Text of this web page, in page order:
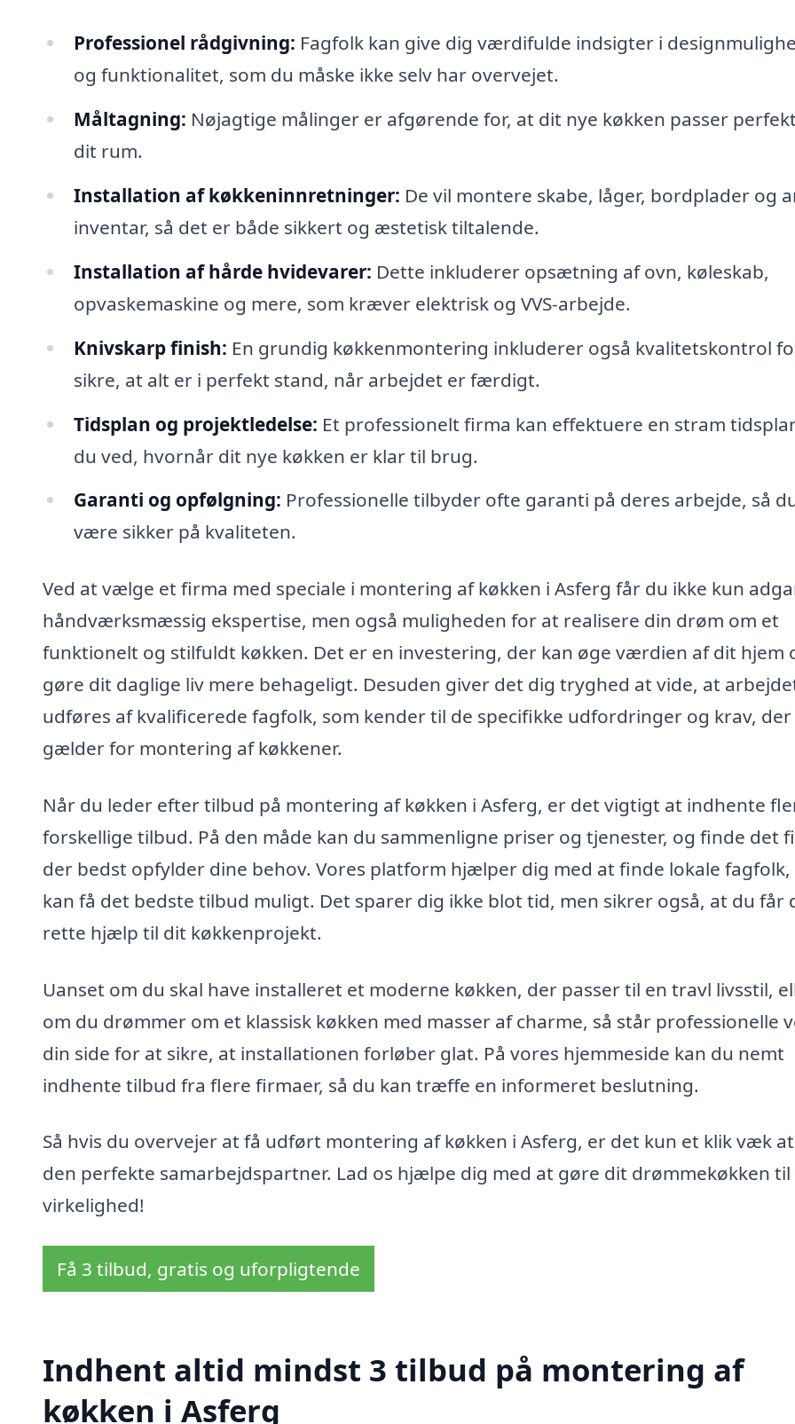
Professionel rådgivning: Fagfolk kan give dig værdifulde indsigter i
og funktionalitet, som du måske ikke selv har overvejet.
Måltagning: Nøjagtige målinger er afgørende for, at dit nye køkken passer
dit rum.
Installation af køkkeninnretninger: De vil montere skabe, låger, bordplader og
inventar, så det er både sikkert og æstetisk tiltalende.
Installation af hårde hvidevarer: Dette inkluderer opsætning af ovn, køleskab,
opvaskemaskine og mere, som kræver elektrisk og VVS-arbejde.
Knivskarp finish: En grundig køkkenmontering inkluderer også kvalitetskontrol
sikre, at alt er i perfekt stand, når arbejdet er færdigt.
Tidsplan og projektledelse: Et professionelt firma kan effektuere en stram
du ved, hvornår dit nye køkken er klar til brug.
Garanti og opfølgning: Professionelle tilbyder ofte garanti på deres arbejde, så
være sikker på kvaliteten.
Ved at vælge et firma med speciale i montering af køkken i Asferg får du ikke kun
håndværksmæssig ekspertise, men også muligheden for at realisere din drøm om et
funktionelt og stilfuldt køkken. Det er en investering, der kan øge værdien af dit hjem
gøre dit daglige liv mere behageligt. Desuden giver det dig tryghed at vide, at
udføres af kvalificerede fagfolk, som kender til de specifikke udfordringer og krav, der
gælder for montering af køkkener.
Når du leder efter tilbud på montering af køkken i Asferg, er det vigtigt at indhente
forskellige tilbud. På den måde kan du sammenligne priser og tjenester, og finde det
der bedst opfylder dine behov. Vores platform hjælper dig med at finde lokale fagfolk,
kan få det bedste tilbud muligt. Det sparer dig ikke blot tid, men sikrer også, at du får
rette hjælp til dit køkkenprojekt.
Uanset om du skal have installeret et moderne køkken, der passer til en travl livsstil,
om du drømmer om et klassisk køkken med masser af charme, så står professionelle
din side for at sikre, at installationen forløber glat. På vores hjemmeside kan du nemt
indhente tilbud fra flere firmaer, så du kan træffe en informeret beslutning.
Så hvis du overvejer at få udført montering af køkken i Asferg, er det kun et klik væk
den perfekte samarbejdspartner. Lad os hjælpe dig med at gøre dit drømmekøkken til
virkelighed!
Få 3 tilbud, gratis og uforpligtende
Indhent altid mindst 3 tilbud på montering af
køkken i Asferg